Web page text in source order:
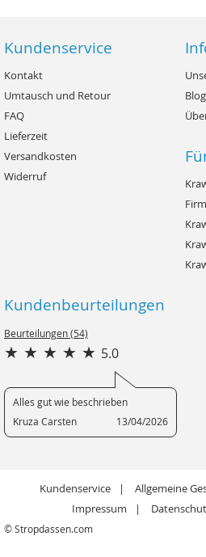
Kundenservice
Kontakt
Umtausch und Retour
FAQ
Lieferzeit
Versandkosten
Widerruf
Blog
Kundenbeurteilungen
Beurteilungen (54)
5.0
Alles gut wie beschrieben
Kruza Carsten
13/04/2026
Kundenservice
Allgemeine
Impressum
© Stropdassen.com